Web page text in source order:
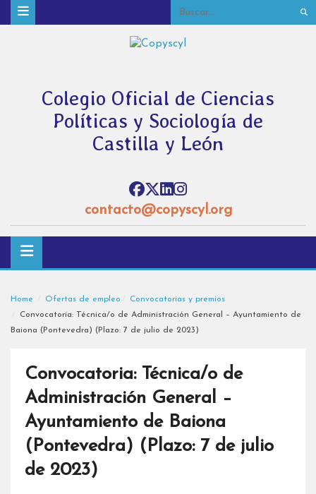
Colegio Oficial de Ciencias
Políticas y Sociología de
Castilla y León
contacto@copyscyl.org
Home Ofertas de empleo
Convocatorias y premios
Convocatoria: Técnica/o de Administración General – Ayuntamiento de
Baiona (Pontevedra) (Plazo: 7 de julio de 2023)
Convocatoria: Técnica/o de
Administración General –
Ayuntamiento de Baiona
(Pontevedra) (Plazo: 7 de julio
de 2023)